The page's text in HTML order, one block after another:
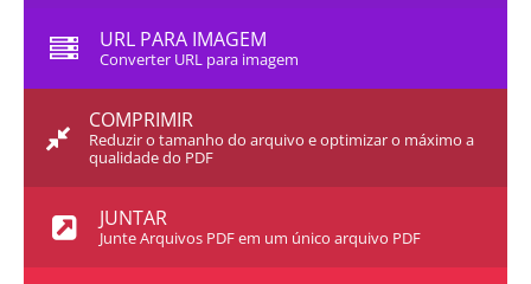
URL PARA IMAGEM
Converter URL para imagem
COMPRIMIR
Reduzir o tamanho do arquivo e optimizar o máximo a
qualidade do PDF
JUNTAR
Junte Arquivos PDF em um único arquivo PDF